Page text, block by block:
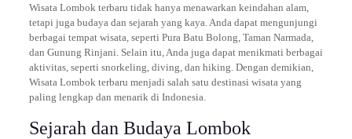
Wisata Lombok terbaru tidak hanya menawarkan keindahan alam,
tetapi juga budaya dan sejarah yang kaya. Anda dapat mengunjungi
berbagai tempat wisata, seperti Pura Batu Bolong, Taman Narmada,
dan Gunung Rinjani. Selain itu, Anda juga dapat menikmati berbagai
aktivitas, seperti snorkeling, diving, dan hiking. Dengan demikian,
Wisata Lombok terbaru menjadi salah satu destinasi wisata yang
paling lengkap dan menarik di Indonesia.
Sejarah dan Budaya Lombok